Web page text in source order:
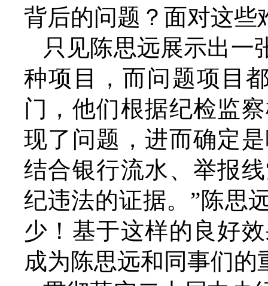
背后的问题？面对这些
只见陈思远展示出一
种项目，而问题项目
门，他们根据纪检监
现了问题，进而确定
结合银行流水、举报
纪违法的证据。”陈思
少！基于这样的良好
成为陈思远和同事们的